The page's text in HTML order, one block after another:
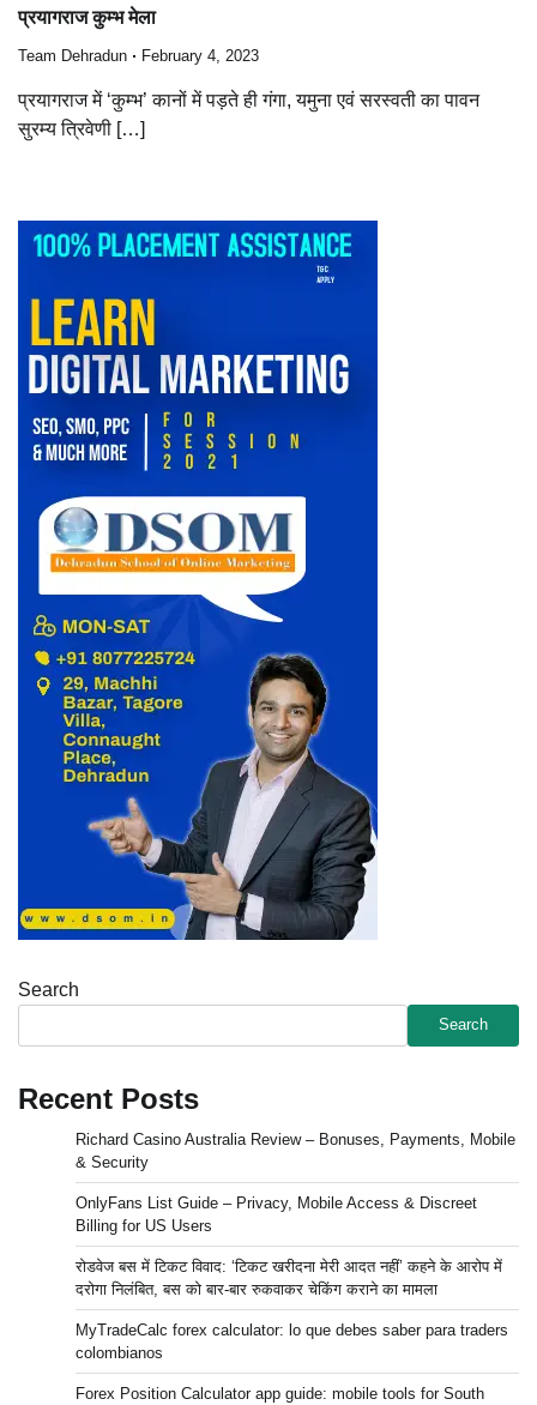
प्रयागराज कुम्भ मेला
Team Dehradun February 4, 2023
प्रयागराज में ‘कुम्भ’ कानों में पड़ते ही गंगा, यमुना एवं सरस्वती का पावन
सुरम्य त्रिवेणी […]
Search
Search
Recent Posts
Richard Casino Australia Review – Bonuses, Payments, Mobile
& Security
OnlyFans List Guide – Privacy, Mobile Access & Discreet
Billing for US Users
रोडवेज बस में टिकट विवाद: ‘टिकट खरीदना मेरी आदत नहीं’ कहने के आरोप में
दरोगा निलंबित, बस को बार-बार रुकवाकर चेकिंग कराने का मामला
MyTradeCalc forex calculator: lo que debes saber para traders
colombianos
Forex Position Calculator app guide: mobile tools for South